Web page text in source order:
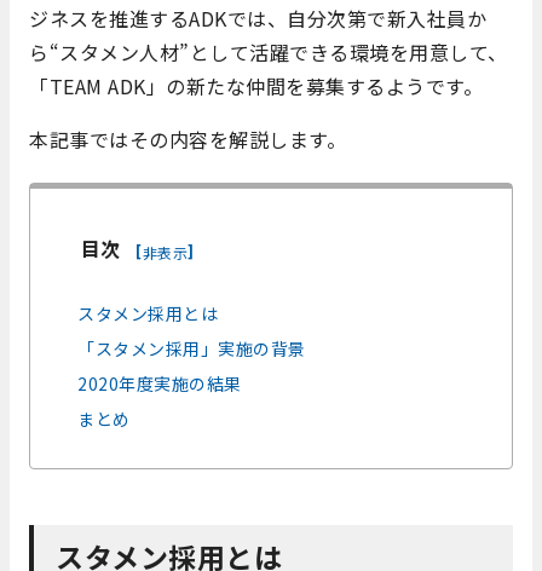
ジネスを推進するADKでは、自分次第で新入社員か
ら“スタメン人材”として活躍できる環境を用意して、
「TEAM ADK」の新たな仲間を募集するようです。
本記事ではその内容を解説します。
目次 [非表示]
スタメン採用とは
「スタメン採用」実施の背景
2020年度実施の結果
まとめ
スタメン採用とは